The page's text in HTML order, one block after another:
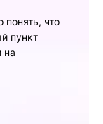
что
пункт
на